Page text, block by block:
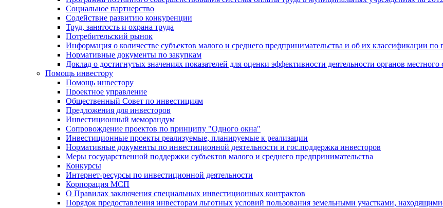
Социальное партнерство
Содействие развитию конкуренции
Труд, занятость и охрана труда
Потребительский рынок
Информация о количестве субъектов малого и среднего предпринимательства и об их классификации по
Нормативные документы по закупкам
Доклад о достигнутых значениях показателей для оценки эффективности деятельности органов местного
Помощь инвестору
Помощь инвестору
Проектное управление
Общественный Совет по инвестициям
Предложения для инвесторов
Инвестиционный меморандум
Сопровождение проектов по принципу "Oдного окна"
Инвестиционные проекты реализуемые, планируемые к реализации
Нормативные документы по инвестиционной деятельности и гос.поддержка инвесторов
Меры государственной поддержки субъектов малого и среднего предпринимательства
Конкурсы
Интернет-ресурсы по инвестиционной деятельности
Корпорация МСП
О Правилах заключения специальных инвестиционных контрактов
Порядок предоставления инвесторам льготных условий пользования земельными участками,